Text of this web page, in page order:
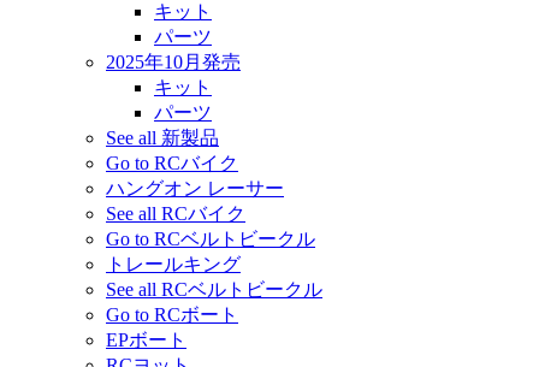
キット
パーツ
2025年10月発売
キット
パーツ
See all 新製品
Go to RCバイク
ハングオン レーサー
See all RCバイク
Go to RCベルトビークル
トレールキング
See all RCベルトビークル
Go to RCボート
EPボート